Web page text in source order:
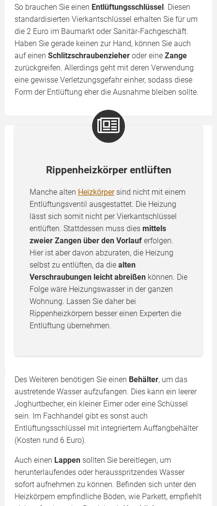
So brauchen Sie einen Entlüftungsschlüssel. Diesen
standardisierten Vierkantschlüssel erhalten Sie für um
die 2 Euro im Baumarkt oder Sanitär-Fachgeschäft.
Haben Sie gerade keinen zur Hand, können Sie auch
auf einen Schlitzschraubenzieher oder eine Zange
zurückgreifen. Allerdings geht mit deren Verwendung
eine gewisse Verletzungsgefahr einher, sodass diese
Form der Entlüftung eher die Ausnahme bleiben sollte.
Rippenheizkörper entlüften
Manche alten Heizkörpersind nicht mit einem
Entlüftungsventil ausgestattet. Die Heizung
lässt sich somit nicht per Vierkantschlüssel
entlüften. Stattdessen muss dies mittels
zweier Zangen über den Vorlauf erfolgen.
Hier ist aber davon abzuraten, die Heizung
selbst zu entlüften, da die alten
Verschraubungen leicht abreißen können. Die
Folge wäre Heizungswasser in der ganzen
Wohnung. Lassen Sie daher bei
Rippenheizkörpern besser einen Experten die
Entlüftung übernehmen.
Des Weiteren benötigen Sie einen Behälter, um das
austretende Wasser aufzufangen. Dies kann ein leerer
Joghurtbecher, ein kleiner Eimer oder eine Schüssel
sein. Im Fachhandel gibt es sonst auch
Entlüftungsschlüssel mit integriertem Auffangbehälter
(Kosten rund 6 Euro).
Auch einen Lappen sollten Sie bereitlegen, um
herunterlaufendes oder herausspritzendes Wasser
sofort aufnehmen zu können. Befinden sich unter den
Heizkörpern empfindliche Böden, wie Parkett, empfiehlt